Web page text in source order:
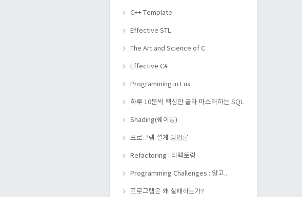
C++ Template
Effective STL
The Art and Science of C
Effective C#
Programming in Lua
하루 10분씩 핵심만 골라 마스터하는 SQL
Shading(쉐이딩)
프로그램 설계 방법론
Refactoring : 리팩토링
Programming Challenges : 알고..
프로그램은 왜 실패하는가?